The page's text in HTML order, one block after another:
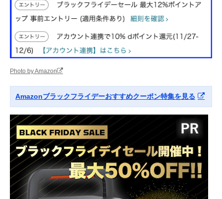
Photo by Amazon
Amazonブラックフライデーおすすめクーポン特集を見る